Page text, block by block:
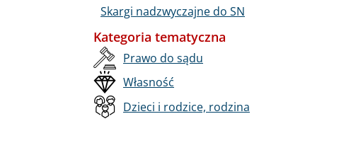
Skargi nadzwyczajne do SN
Kategoria tematyczna
Prawo do sądu
Własność
Dzieci i rodzice, rodzina